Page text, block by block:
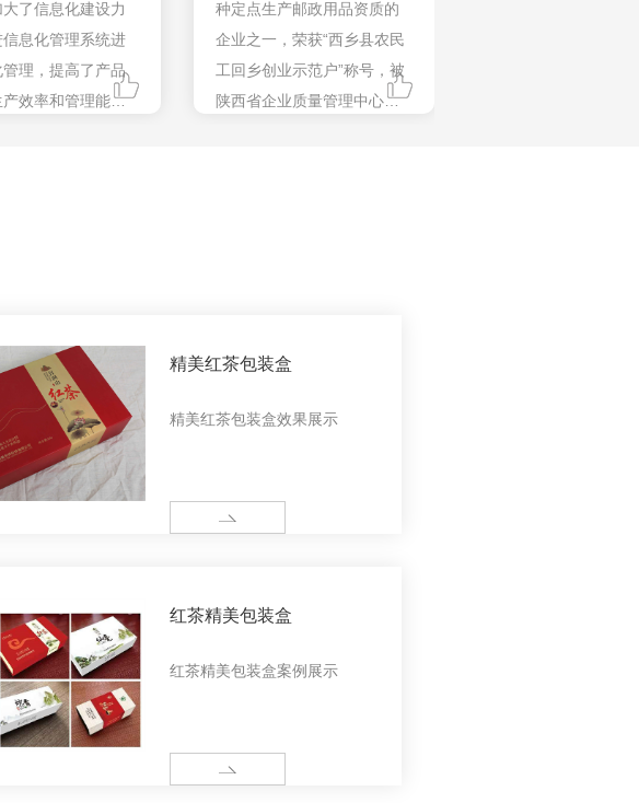
了信息化建设力
信息化管理系统进
理，提高了产品
产效率和管理能
益。
种定点生产邮政用品资质的
企业之一，荣获“西乡县农民
工回乡创业示范户”称号，被
陕西省企业质量管理中心评
精美红茶包装盒
精美红茶包装盒效果展示
MORE
红茶精美包装盒
红茶精美包装盒案例展示
MORE